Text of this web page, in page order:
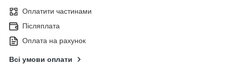
Оплатити частинами
Післяплата
Оплата на рахунок
Всі умови оплати